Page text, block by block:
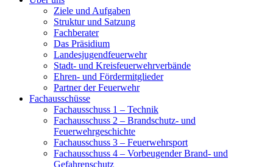
Ziele und Aufgaben
Struktur und Satzung
Fachberater
Das Präsidium
Landesjugendfeuerwehr
Stadt- und Kreisfeuerwehrverbände
Ehren- und Fördermitglieder
Partner der Feuerwehr
Fachausschüsse
Fachausschuss 1 – Technik
Fachausschuss 2 – Brandschutz- und
Feuerwehrgeschichte
Fachausschuss 3 – Feuerwehrsport
Fachausschuss 4 – Vorbeugender Brand- und
Gefahrenschutz